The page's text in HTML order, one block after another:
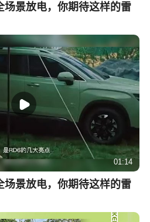
景放电，你期待这样的雷
01:14
景放电，你期待这样的雷